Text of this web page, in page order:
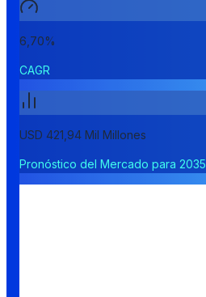
6,70%
CAGR
USD 421,94 Mil Millones
Pronóstico del Mercado para 2035